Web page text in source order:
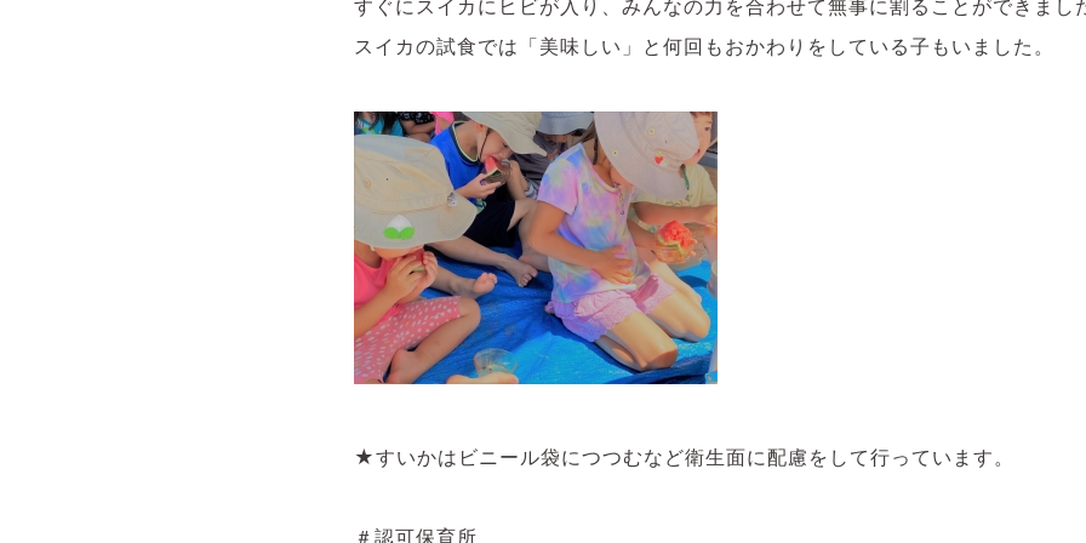
すぐにスイカにヒビが入り、みんなの力を合わせて無事に割ることができまし
スイカの試食では「美味しい」と何回もおかわりをしている子もいました。
★すいかはビニール袋につつむなど衛生面に配慮をして行っています。
＃認可保育所